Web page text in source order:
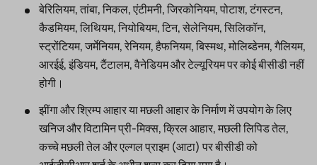
बेरिलियम, तांबा, निकल, एंटीमनी, जिरकोनियम, पोटाश, टंगस्टन,
कैडमियम, लिथियम, नियोबियम, टिन, सेलेनियम, सिलिकॉन,
स्ट्रोंटियम, जर्मेनियम, रेनियम, हैफनियम, बिस्मथ, मोलिब्डेनम, गैलियम,
आरईई, इंडियम, टैंटालम, वैनेडियम और टेल्यूरियम पर कोई बीसीडी नहीं
होगी।
झींगा और श्रिम्प आहार या मछली आहार के निर्माण में उपयोग के लिए
खनिज और विटामिन प्री-मिक्स, क्रिल आहार, मछली लिपिड तेल,
कच्चे मछली तेल और एल्गल प्राइम (आटा) पर बीसीडी को